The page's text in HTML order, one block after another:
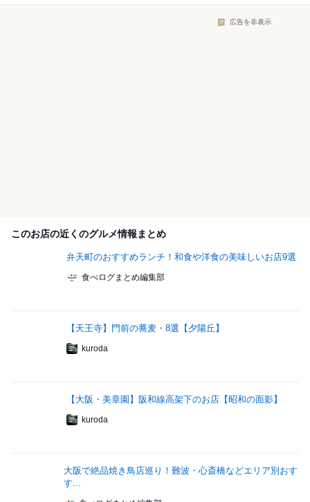
広告を非表示
このお店の近くのグルメ情報まとめ
弁天町のおすすめランチ！和食や洋食の美味しいお店9選
食べログまとめ編集部
【天王寺】門前の蕎麦・8選【夕陽丘】
kuroda
【大阪・美章園】阪和線高架下のお店【昭和の面影】
kuroda
大阪で絶品焼き鳥店巡り！難波・心斎橋などエリア別おす
す...